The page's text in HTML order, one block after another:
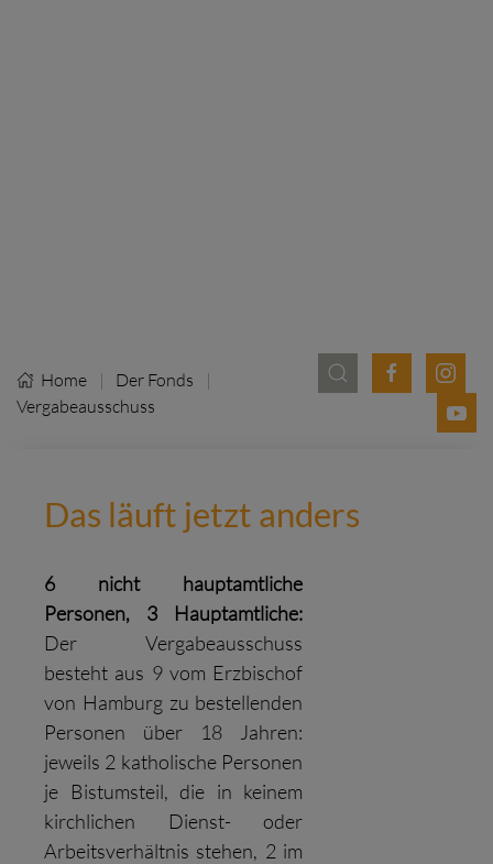
Home
Der Fonds
Vergabeausschuss
Das läuft jetzt anders
6 nicht hauptamtliche
Personen, 3 Hauptamtliche:
Der Vergabeausschuss
besteht aus 9 vom Erzbischof
von Hamburg zu bestellenden
Personen über 18 Jahren:
jeweils 2 katholische Personen
je Bistumsteil, die in keinem
kirchlichen Dienst- oder
Arbeitsverhältnis stehen, 2 im